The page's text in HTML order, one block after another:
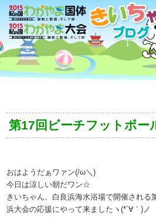
第17回ビーチフットボー
おはようだぁワァン(/ω＼)
今日は涼しい朝だワン☆
きいちゃん、白良浜海水浴場で開催される
浜大会の応援にやって来ましたヽ(*´∀｀)ノ